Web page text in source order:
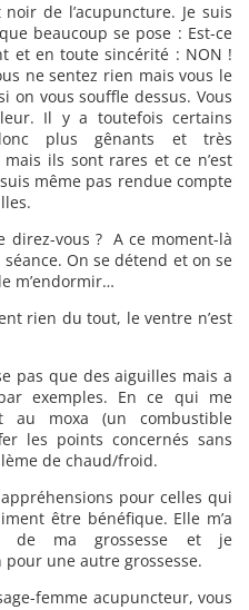
de l’acupuncture. Je suis
beaucoup se pose : Est-ce
et en toute sincérité : NON !
ne sentez rien mais vous le
on vous souffle dessus. Vous
Il y a toutefois certains
plus gênants et très
ils sont rares et ce n’est
même pas rendue compte
direz-vous ? A ce moment-là
On se détend et on se
m’endormir…
rien du tout, le ventre n’est
pas que des aiguilles mais a
exemples. En ce qui me
au moxa (un combustible
les points concernés sans
de chaud/froid.
pour celles qui
être bénéfique. Elle m’a
de ma grossesse et je
une autre grossesse.
femme acupuncteur, vous